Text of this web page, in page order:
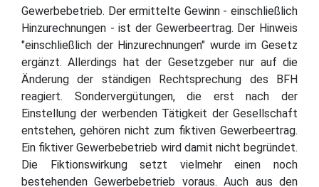
Gewerbebetrieb. Der ermittelte Gewinn - einschließlich
Hinzurechnungen - ist der Gewerbeertrag. Der Hinweis
"einschließlich der Hinzurechnungen" wurde im Gesetz
ergänzt. Allerdings hat der Gesetzgeber nur auf die
Änderung der ständigen Rechtsprechung des BFH
reagiert. Sondervergütungen, die erst nach der
Einstellung der werbenden Tätigkeit der Gesellschaft
entstehen, gehören nicht zum fiktiven Gewerbeertrag.
Ein fiktiver Gewerbebetrieb wird damit nicht begründet.
Die Fiktionswirkung setzt vielmehr einen noch
bestehenden Gewerbebetrieb voraus. Auch aus den